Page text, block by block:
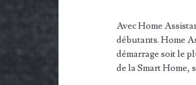
Avec Home
débutants. Home
démarrage soit le
de la Smart Home,